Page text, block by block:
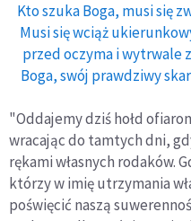
Kto szuka Boga, musi się
Musi się wciąż
przed oczyma i wytrwale
Boga, swój prawdziwy
"Oddajemy dziś hołd
wracając do tamtych dni,
rękami własnych rodaków.
którzy w imię utrzymania
poświęcić naszą